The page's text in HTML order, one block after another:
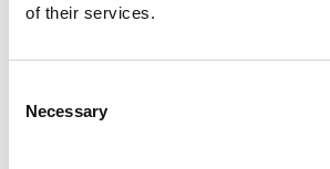
of their services.
Selection
Necessary